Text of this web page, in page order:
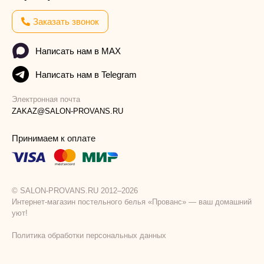
Заказать звонок
Написать нам в MAX
Написать нам в Telegram
Электронная почта
ZAKAZ@SALON-PROVANS.RU
Принимаем к оплате
© SALON-PROVANS.RU 2012–2026
Интернет-магазин постельного белья «Прованс» — ваш домашний
уют!
Политика обработки персональных данных